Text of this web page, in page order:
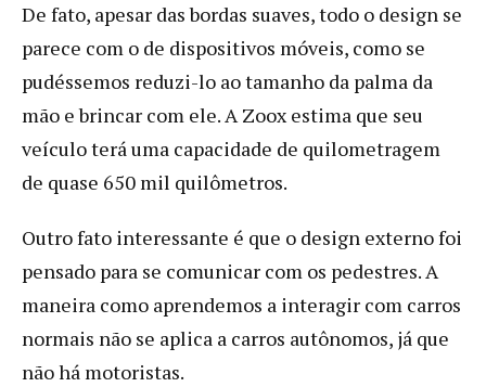
De fato, apesar das bordas suaves, todo o design se
parece com o de dispositivos móveis, como se
pudéssemos reduzi-lo ao tamanho da palma da
mão e brincar com ele. A Zoox estima que seu
veículo terá uma capacidade de quilometragem
de quase 650 mil quilômetros.
Outro fato interessante é que o design externo foi
pensado para se comunicar com os pedestres. A
maneira como aprendemos a interagir com carros
normais não se aplica a carros autônomos, já que
não há motoristas.